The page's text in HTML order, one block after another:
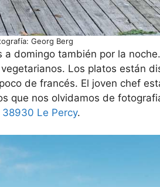
Georg Berg
domingo también por la
Los platos están
de francés. El joven chef
que nos olvidamos de
Le Percy.